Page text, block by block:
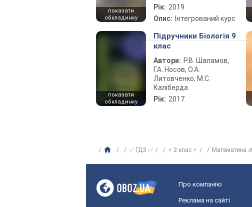
показати
обкладинку
Рік: 2019
Опис: Інтегрований курс
показати
обкладинку
Підручники Біологія 9
клас
Автори: Р.В. Шаламов,
Г.А. Носов, О.А.
Литовченко, М.С.
Каліберда
Рік: 2017
✅ ГДЗ ✅ ⚡ 2 клас ⚡ Математика
Про компанію
Реклама на сайті